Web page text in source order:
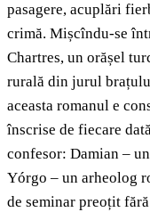
pasagere, acuplări
crimă. Mișcîndu-se
Chartres, un orășel
rurală din jurul
aceasta romanul e
înscrise de fiecare
confesor: Damian –
Yórgo – un arheolog
de seminar preoțit